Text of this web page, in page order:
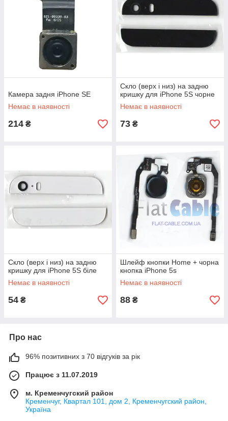
Камера задня iPhone SE
Немає в наявності
214 ₴
Скло (верх і низ) на задню
кришку для iPhone 5S чорне
Немає в наявності
73 ₴
Скло (верх і низ) на задню
кришку для iPhone 5S біле
Немає в наявності
54 ₴
Шлейф кнопки Home + чорна
кнопка iPhone 5s
Немає в наявності
88 ₴
Про нас
96% позитивних з 70 відгуків за рік
Працює з 11.07.2019
м. Кременчугский район
Кременчуг, Квартал 101, дом 2, Кременчугский район,
Україна